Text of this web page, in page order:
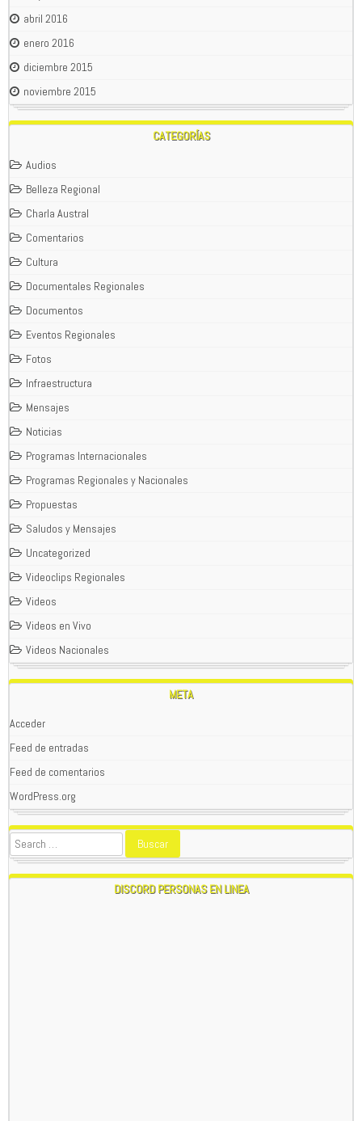
abril 2016
enero 2016
diciembre 2015
noviembre 2015
CATEGORÍAS
Audios
Belleza Regional
Charla Austral
Comentarios
Cultura
Documentales Regionales
Documentos
Eventos Regionales
Fotos
Infraestructura
Mensajes
Noticias
Programas Internacionales
Programas Regionales y Nacionales
Propuestas
Saludos y Mensajes
Uncategorized
Videoclips Regionales
Videos
Videos en Vivo
Videos Nacionales
META
Acceder
Feed de entradas
Feed de comentarios
WordPress.org
DISCORD PERSONAS EN LINEA
WOLFPACK 01/02/2024
SEAN TODOS BIENVENIDOS A
FAVOR , SI TIENES APORTES HISTORICOS DE LA ZONA O
ALGO ACTUAL QUE SE CONSIDERE IMPORTANTE PARA LA
PATAGONIA , ESCRIBIR A nwohitman316@yandex.com